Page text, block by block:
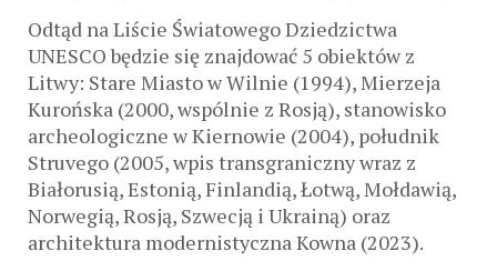
Odtąd na Liście Światowego Dziedzictwa
UNESCO będzie się znajdować 5 obiektów z
Litwy: Stare Miasto w Wilnie (1994), Mierzeja
Kurońska (2000, wspólnie z Rosją), stanowisko
archeologiczne w Kiernowie (2004), południk
Struvego (2005, wpis transgraniczny wraz z
Białorusią, Estonią, Finlandią, Łotwą, Mołdawią,
Norwegią, Rosją, Szwecją i Ukrainą) oraz
architektura modernistyczna Kowna (2023).